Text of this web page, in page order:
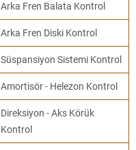
Arka Fren Balata Kontrol
Arka Fren Diski Kontrol
Süspansiyon Sistemi Kontrol
Amortisör - Helezon Kontrol
Direksiyon - Aks Körük
Kontrol